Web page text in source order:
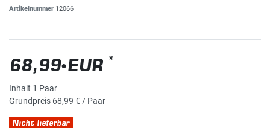
Artikelnummer 12066
68,99 EUR *
Inhalt 1 Paar
Grundpreis 68,99 € / Paar
Nicht lieferbar